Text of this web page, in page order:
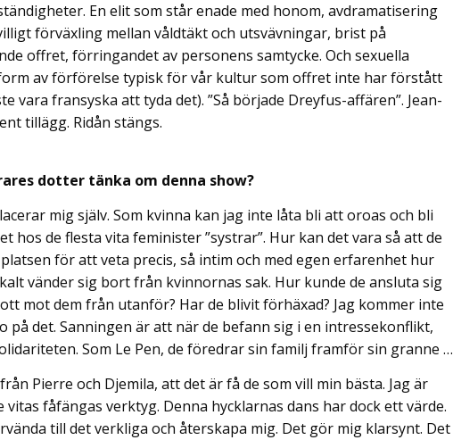
En elit som står enade med honom, avdramatisering
förväxling mellan våldtäkt och utsvävningar, brist på
offret, förringandet av personens samtycke. Och sexuella
av förförelse typisk för vår kultur som offret inte har förstått
vara fransyska att tyda det). ”Så började Dreyfus-affären”. Jean-
tillägg. Ridån stängs.
dotter tänka om denna show?
mig själv. Som kvinna kan jag inte låta bli att oroas och bli
hos de flesta vita feminister ”systrar”. Hur kan det vara så att de
för att veta precis, så intim och med egen erfarenhet hur
vänder sig bort från kvinnornas sak. Hur kunde de ansluta sig
mot dem från utanför? Har de blivit förhäxad? Jag kommer inte
på det. Sanningen är att när de befann sig i en intressekonflikt,
Som Le Pen, de föredrar sin familj framför sin granne …
Pierre och Djemila, att det är få de som vill min bästa. Jag är
fåfängas verktyg. Denna hycklarnas dans har dock ett värde.
till det verkliga och återskapa mig. Det gör mig klarsynt. Det